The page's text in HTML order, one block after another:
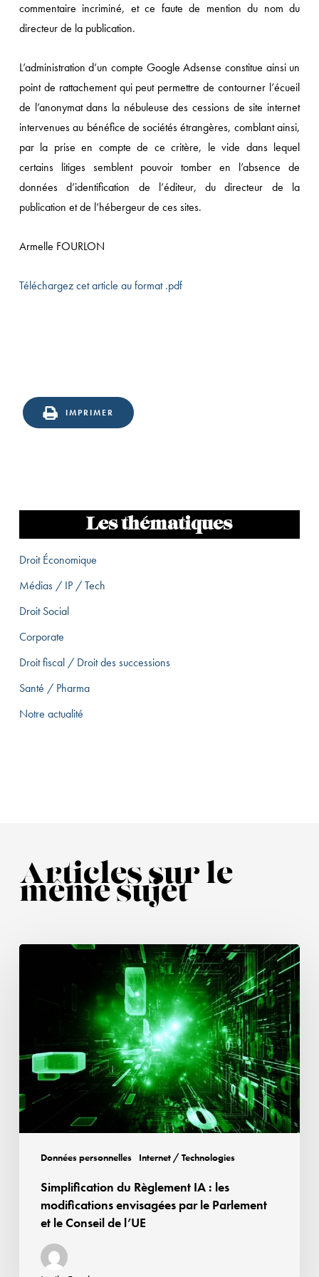
commentaire incriminé, et ce faute de mention du nom du
directeur de la publication.
L’administration d’un compte Google Adsense constitue ainsi un
point de rattachement qui peut permettre de contourner l’écueil
de l’anonymat dans la nébuleuse des cessions de site internet
intervenues au bénéfice de sociétés étrangères, comblant ainsi,
par la prise en compte de ce critère, le vide dans lequel
certains litiges semblent pouvoir tomber en l’absence de
données d’identification de l’éditeur, du directeur de la
publication et de l’hébergeur de ces sites.
Armelle FOURLON
Téléchargez cet article au format .pdf
IMPRIMER
Les thématiques
Droit Économique
Médias / IP / Tech
Droit Social
Corporate
Droit fiscal / Droit des successions
Santé / Pharma
Notre actualité
Articles sur le
même sujet
Données personnelles Internet / Technologies
Simplification
les
modifications
envisagées
par
le
Parlement
Conseil
Simplification du Règlement IA : les
modifications envisagées par le Parlement
et le Conseil de l’UE